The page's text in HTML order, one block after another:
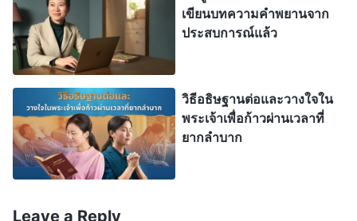
ฉันจะมีอาการอีก และก็จะอธิษฐานถึงพระเจ้าทุกวัน
เกี่ยวกับสุขภาพของฉัน แต่ฉันก็ยังคงมีปัญหาเกี่ยวกับ
หัวใจอยู่อีกบ่อยครั้ง ฉันจะรู้สึกดีอยู่สองสามวัน แล้วอ
ยู่ๆ ก็มีอาการอีก ซึ่งหลังจากนั้นฉันก็จะรู้สึกค่อนข้าง
อ่อนแรง เมื่อเห็นว่าสุขภาพของฉันย่ำแย่ คริสตจักรจึง
ให้ฉันกลับบ้านเพื่อพักผ่อน และทำหน้าที่อะไรก็ตามที่
ฉันสามารถพอทำได้
เขียนบทความคำพยานจาก
ประสบการณ์แล้ว
วิธีอธิษฐานต่อและวางใจใน
พระเจ้าเพื่อก้าวผ่านเวลาที่
ยากลำบาก
Leave a Reply